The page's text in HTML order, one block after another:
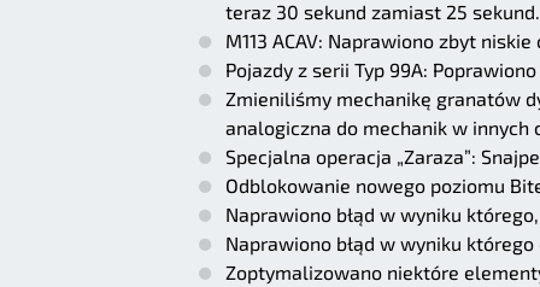
teraz 30 sekund zamiast 25 sekund.
M113 ACAV: Naprawiono zbyt
Pojazdy z serii Typ 99A:
Zmieniliśmy mechanikę granatów
analogiczna do mechanik w innych
Specjalna operacja „Zaraza”:
Odblokowanie nowego poziomu
Naprawiono błąd w wyniku
Naprawiono błąd w wyniku
Zoptymalizowano niektóre